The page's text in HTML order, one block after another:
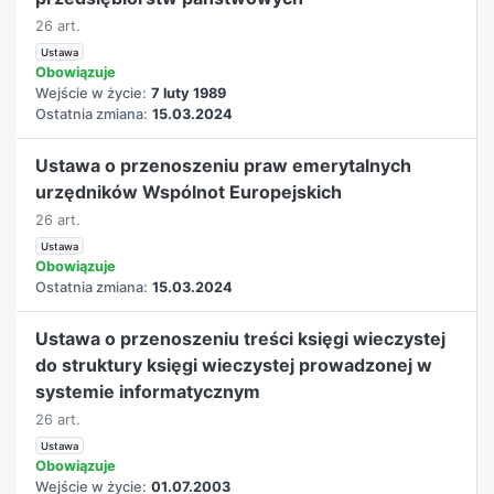
26 art.
Ustawa
Obowiązuje
Wejście w życie: 7 luty 1989
Ostatnia zmiana: 15.03.2024
Ustawa o przenoszeniu praw emerytalnych
urzędników Wspólnot Europejskich
26 art.
Ustawa
Obowiązuje
Ostatnia zmiana: 15.03.2024
Ustawa o przenoszeniu treści księgi wieczystej
do struktury księgi wieczystej prowadzonej w
systemie informatycznym
26 art.
Ustawa
Obowiązuje
Wejście w życie: 01.07.2003